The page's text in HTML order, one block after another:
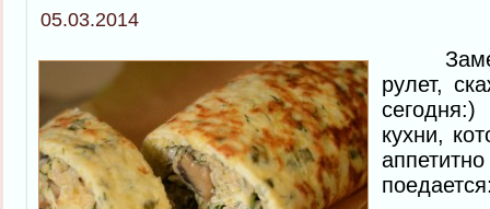
05.03.2014
рулет,
кухни,